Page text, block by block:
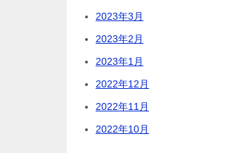
2023年3月
2023年2月
2023年1月
2022年12月
2022年11月
2022年10月